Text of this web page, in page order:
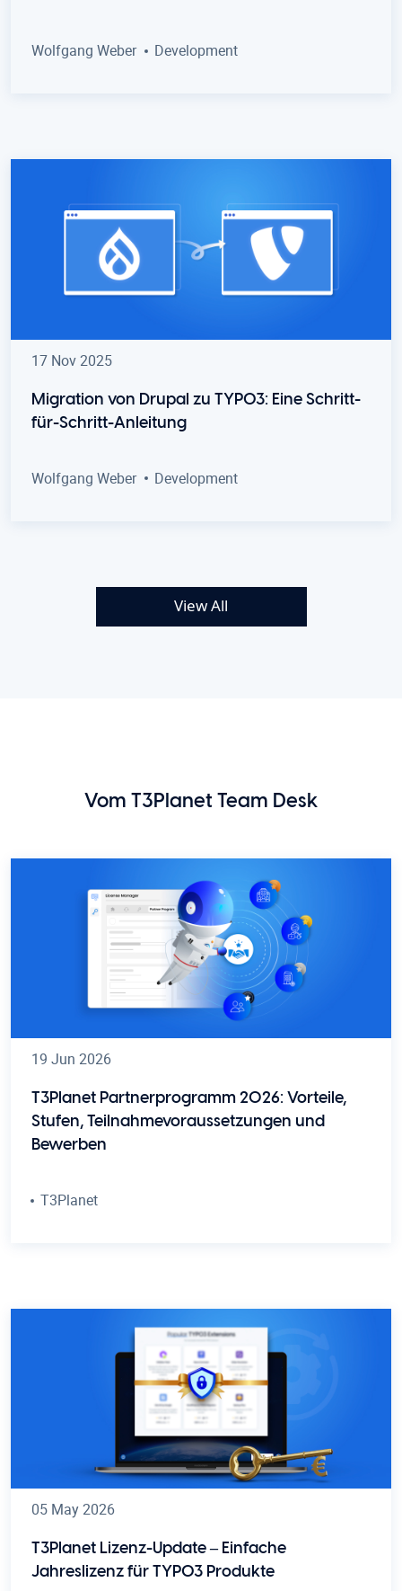
Wolfgang Weber Development
17 Nov 2025
Migration von Drupal zu TYPO3: Eine Schritt-
für-Schritt-Anleitung
Wolfgang Weber Development
View All
Vom T3Planet Team Desk
19 Jun 2026
T3Planet Partnerprogramm 2026: Vorteile,
Stufen, Teilnahmevoraussetzungen und
Bewerben
T3Planet
05 May 2026
T3Planet Lizenz-Update – Einfache
Jahreslizenz für TYPO3 Produkte